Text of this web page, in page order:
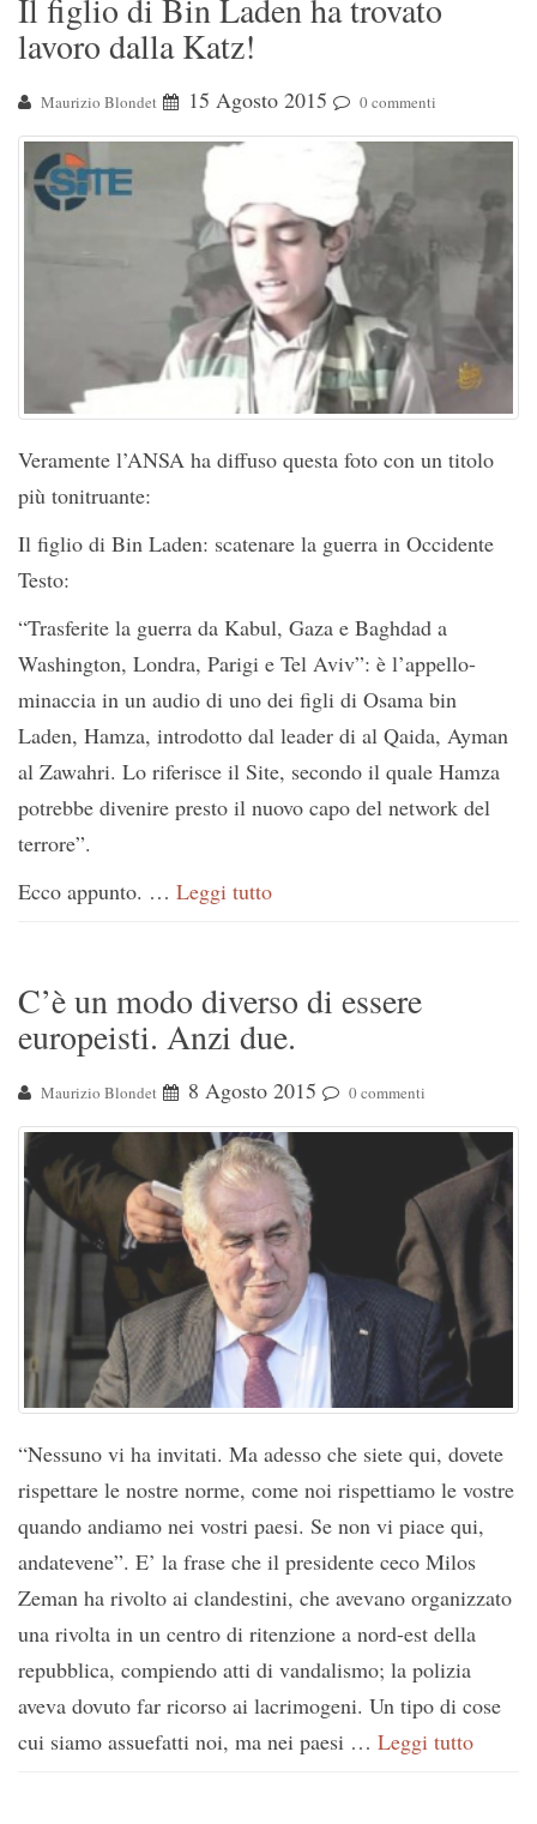
Il figlio di Bin Laden ha trovato
lavoro dalla Katz!
Maurizio Blondet 15 Agosto 2015 0 commenti
Veramente l’ANSA ha diffuso questa foto con un titolo
più tonitruante:
Il figlio di Bin Laden: scatenare la guerra in Occidente
Testo:
“Trasferite la guerra da Kabul, Gaza e Baghdad a
Washington, Londra, Parigi e Tel Aviv”: è l’appello-
minaccia in un audio di uno dei figli di Osama bin
Laden, Hamza, introdotto dal leader di al Qaida, Ayman
al Zawahri. Lo riferisce il Site, secondo il quale Hamza
potrebbe divenire presto il nuovo capo del network del
terrore”.
Ecco appunto. … Leggi tutto
C’è un modo diverso di essere
europeisti. Anzi due.
Maurizio Blondet 8 Agosto 2015 0 commenti
“Nessuno vi ha invitati. Ma adesso che siete qui, dovete
rispettare le nostre norme, come noi rispettiamo le vostre
quando andiamo nei vostri paesi. Se non vi piace qui,
andatevene”. E’ la frase che il presidente ceco Milos
Zeman ha rivolto ai clandestini, che avevano organizzato
una rivolta in un centro di ritenzione a nord-est della
repubblica, compiendo atti di vandalismo; la polizia
aveva dovuto far ricorso ai lacrimogeni. Un tipo di cose
cui siamo assuefatti noi, ma nei paesi … Leggi tutto